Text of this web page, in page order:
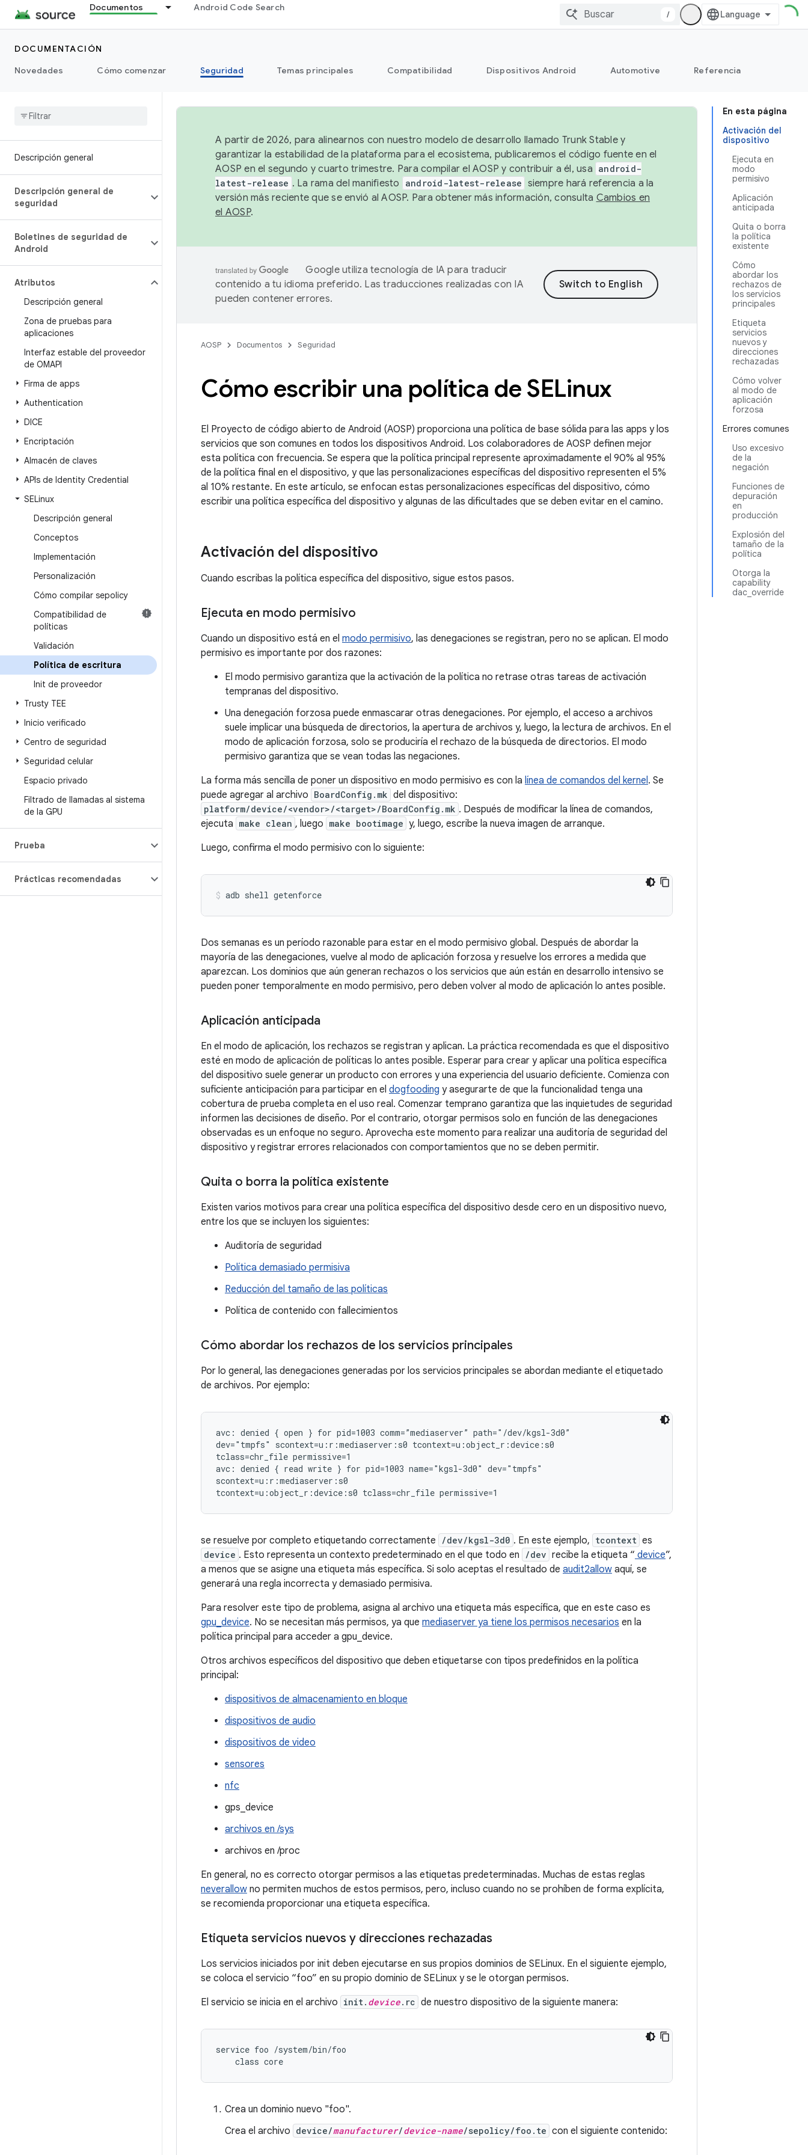
Documentos Android Code Search
/
DOCUMENTACIÓN
Novedades
Cómo comenzar Seguridad Temas principales Compatibilidad Dispositivos Android Automotive Referencia
Descripción general
Descripción general de
seguridad
Boletines de seguridad de
Android
Atributos
Descripción general
Zona de pruebas para
aplicaciones
Interfaz estable del proveedor
de OMAPI
Firma de apps
Authentication
DICE
Encriptación
Almacén de claves
APIs de Identity Credential
SELinux
Descripción general
Conceptos
Implementación
Personalización
Cómo compilar sepolicy
Compatibilidad de
políticas
Validación
Política de escritura
Init de proveedor
Trusty TEE
Inicio verificado
Centro de seguridad
Seguridad celular
Espacio privado
Filtrado de llamadas al sistema
de la GPU
Prueba
Prácticas recomendadas
En esta página
Activación del
dispositivo
Ejecuta en
modo
permisivo
Aplicación
anticipada
Quita o borra
la política
existente
Cómo
abordar los
rechazos de
los servicios
principales
Etiqueta
servicios
nuevos y
direcciones
rechazadas
Cómo volver
al modo de
aplicación
forzosa
Errores comunes
Uso excesivo
de la
negación
Funciones de
depuración
en
producción
Explosión del
tamaño de la
política
Otorga la
capability
dac_override
A partir de 2026, para alinearnos con nuestro modelo de desarrollo llamado Trunk Stable y
garantizar la estabilidad de la plataforma para el ecosistema, publicaremos el código fuente en el
AOSP en el segundo y cuarto trimestre. Para compilar el AOSP y contribuir a él, usa android-
latest-release . La rama del manifiesto android-latest-release siempre hará referencia a la
versión más reciente que se envió al AOSP. Para obtener más información, consulta Cambios en
el AOSP.
Google utiliza tecnología de IA para traducir
contenido a tu idioma preferido. Las traducciones realizadas con IA
pueden contener errores.
AOSP Documentos Seguridad
Cómo escribir una política de SELinux
El Proyecto de código abierto de Android (AOSP) proporciona una política de base sólida para las apps y los
servicios que son comunes en todos los dispositivos Android. Los colaboradores de AOSP definen mejor
esta política con frecuencia. Se espera que la política principal represente aproximadamente el 90% al 95%
de la política final en el dispositivo, y que las personalizaciones específicas del dispositivo representen el 5%
al 10% restante. En este artículo, se enfocan estas personalizaciones específicas del dispositivo, cómo
escribir una política específica del dispositivo y algunas de las dificultades que se deben evitar en el camino.
Activación del dispositivo
Cuando escribas la política específica del dispositivo, sigue estos pasos.
Ejecuta en modo permisivo
Cuando un dispositivo está en el modo permisivo, las denegaciones se registran, pero no se aplican. El modo
permisivo es importante por dos razones:
El modo permisivo garantiza que la activación de la política no retrase otras tareas de activación
tempranas del dispositivo.
Una denegación forzosa puede enmascarar otras denegaciones. Por ejemplo, el acceso a archivos
suele implicar una búsqueda de directorios, la apertura de archivos y, luego, la lectura de archivos. En el
modo de aplicación forzosa, solo se produciría el rechazo de la búsqueda de directorios. El modo
permisivo garantiza que se vean todas las negaciones.
La forma más sencilla de poner un dispositivo en modo permisivo es con la línea de comandos del kernel. Se
puede agregar al archivo BoardConfig.mk del dispositivo:
platform/device/<vendor>/<target>/BoardConfig.mk . Después de modificar la línea de comandos,
ejecuta make clean , luego make bootimage y, luego, escribe la nueva imagen de arranque.
Luego, confirma el modo permisivo con lo siguiente:
Dos semanas es un período razonable para estar en el modo permisivo global. Después de abordar la
mayoría de las denegaciones, vuelve al modo de aplicación forzosa y resuelve los errores a medida que
aparezcan. Los dominios que aún generan rechazos o los servicios que aún están en desarrollo intensivo se
pueden poner temporalmente en modo permisivo, pero deben volver al modo de aplicación lo antes posible.
Aplicación anticipada
En el modo de aplicación, los rechazos se registran y aplican. La práctica recomendada es que el dispositivo
esté en modo de aplicación de políticas lo antes posible. Esperar para crear y aplicar una política específica
del dispositivo suele generar un producto con errores y una experiencia del usuario deficiente. Comienza con
suficiente anticipación para participar en el dogfooding y asegurarte de que la funcionalidad tenga una
cobertura de prueba completa en el uso real. Comenzar temprano garantiza que las inquietudes de seguridad
informen las decisiones de diseño. Por el contrario, otorgar permisos solo en función de las denegaciones
observadas es un enfoque no seguro. Aprovecha este momento para realizar una auditoría de seguridad del
dispositivo y registrar errores relacionados con comportamientos que no se deben permitir.
Quita o borra la política existente
Existen varios motivos para crear una política específica del dispositivo desde cero en un dispositivo nuevo,
entre los que se incluyen los siguientes:
Auditoría de seguridad
Política demasiado permisiva
Reducción del tamaño de las políticas
Política de contenido con fallecimientos
Cómo abordar los rechazos de los servicios principales
Por lo general, las denegaciones generadas por los servicios principales se abordan mediante el etiquetado
de archivos. Por ejemplo:
avc: denied { open } for pid=1003 comm=”mediaserver” path="/dev/kgsl-3d0”
dev="tmpfs" scontext=u:r:mediaserver:s0 tcontext=u:object_r:device:s0
tclass=chr_file permissive=1
avc: denied { read write } for pid=1003 name="kgsl-3d0" dev="tmpfs"
scontext=u:r:mediaserver:s0
se resuelve por completo etiquetando correctamente /dev/kgsl-3d0 . En este ejemplo, tcontext es
device . Esto representa un contexto predeterminado en el que todo en /dev recibe la etiqueta “ device”,
a menos que se asigne una etiqueta más específica. Si solo aceptas el resultado de audit2allow aquí, se
generará una regla incorrecta y demasiado permisiva.
Para resolver este tipo de problema, asigna al archivo una etiqueta más específica, que en este caso es
gpu_device. No se necesitan más permisos, ya que mediaserver ya tiene los permisos necesarios en la
política principal para acceder a gpu_device.
Otros archivos específicos del dispositivo que deben etiquetarse con tipos predefinidos en la política
principal:
dispositivos de almacenamiento en bloque
dispositivos de audio
dispositivos de video
sensores
nfc
gps_device
archivos en /sys
archivos en /proc
En general, no es correcto otorgar permisos a las etiquetas predeterminadas. Muchas de estas reglas
neverallow no permiten muchos de estos permisos, pero, incluso cuando no se prohíben de forma explícita,
se recomienda proporcionar una etiqueta específica.
Etiqueta servicios nuevos y direcciones rechazadas
Los servicios iniciados por init deben ejecutarse en sus propios dominios de SELinux. En el siguiente ejemplo,
se coloca el servicio “foo” en su propio dominio de SELinux y se le otorgan permisos.
El servicio se inicia en el archivo init. device.rc de nuestro dispositivo de la siguiente manera:
service foo /system/bin/foo
Crea un dominio nuevo "foo".
Crea el archivo device/manufacturer/device-name/sepolicy/foo.te con el siguiente contenido: